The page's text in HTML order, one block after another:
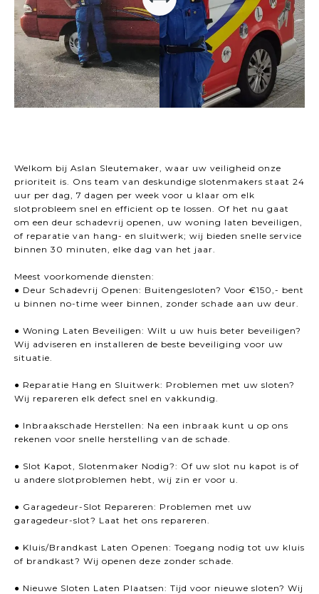
Welkom bij Aslan Sleutemaker, waar uw veiligheid onze
prioriteit is. Ons team van deskundige slotenmakers staat 24
uur per dag, 7 dagen per week voor u klaar om elk
slotprobleem snel en efficient op te lossen. Of het nu gaat
om een deur schadevrij openen, uw woning laten beveiligen,
of reparatie van hang- en sluitwerk; wij bieden snelle service
binnen 30 minuten, elke dag van het jaar.
Meest voorkomende diensten:
● Deur Schadevrij Openen: Buitengesloten? Voor €150,- bent
u binnen no-time weer binnen, zonder schade aan uw deur.
● Woning Laten Beveiligen: Wilt u uw huis beter beveiligen?
Wij adviseren en installeren de beste beveiliging voor uw
situatie.
● Reparatie Hang en Sluitwerk: Problemen met uw sloten?
Wij repareren elk defect snel en vakkundig.
● Inbraakschade Herstellen: Na een inbraak kunt u op ons
rekenen voor snelle herstelling van de schade.
● Slot Kapot, Slotenmaker Nodig?: Of uw slot nu kapot is of
u andere slotproblemen hebt, wij zin er voor u.
● Garagedeur-Slot Repareren: Problemen met uw
garagedeur-slot? Laat het ons repareren.
● Kluis/Brandkast Laten Openen: Toegang nodig tot uw kluis
of brandkast? Wij openen deze zonder schade.
● Nieuwe Sloten Laten Plaatsen: Tijd voor nieuwe sloten? Wij